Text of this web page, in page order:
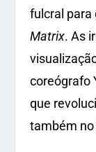
fulcral para
Matrix. As
coreógrafo
que
também no